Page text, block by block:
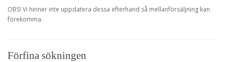
OBS! Vi hinner inte uppdatera dessa efterhand så mellanförsäljning kan
förekomma.
Förfina sökningen